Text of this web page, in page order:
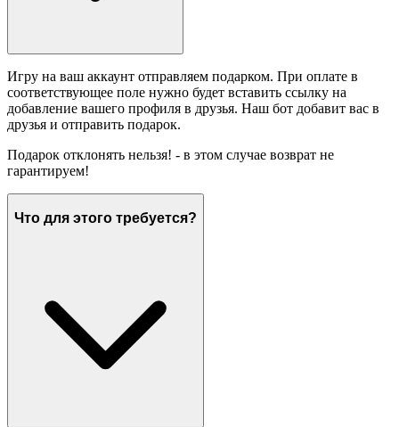
Игру на ваш аккаунт отправляем подарком. При оплате в
соответствующее поле нужно будет вставить ссылку на
добавление вашего профиля в друзья. Наш бот добавит вас в
друзья и отправить подарок.
Подарок отклонять нельзя! - в этом случае возврат не
гарантируем!
Что для этого требуется?